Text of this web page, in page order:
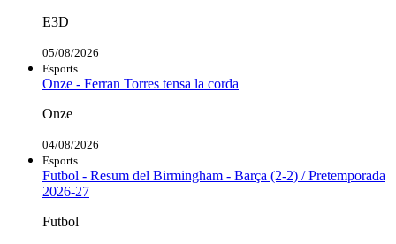
E3D
05/08/2026
Esports
Onze - Ferran Torres tensa la corda
Onze
04/08/2026
Esports
Futbol - Resum del Birmingham - Barça (2-2) / Pretemporada
2026-27
Futbol